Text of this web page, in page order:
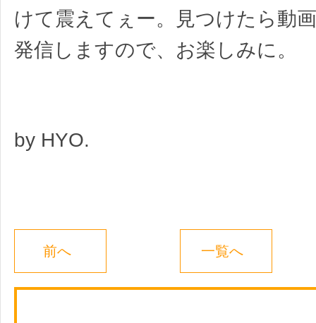
けて震えてぇー。見つけたら動
発信しますので、お楽しみに。
by HYO.
前へ 一覧へ